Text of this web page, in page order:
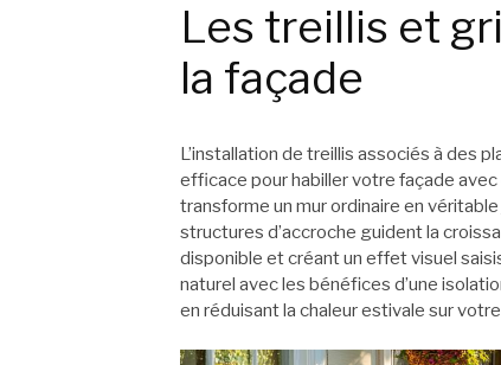
Les treillis et
la façade
L’installation de treillis associés à des
efficace pour habiller votre façade
transforme un mur ordinaire en
structures d’accroche guident la
disponible et créant un effet visuel
naturel avec les bénéfices d’une
en réduisant la chaleur estivale sur